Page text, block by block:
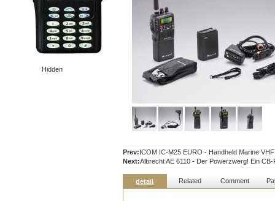
Hidden
Prev:ICOM IC-M25 EURO - Handheld Marine
Next:Albrecht AE 6110 - Der Powerzwerg! Ein
detail Related Comment